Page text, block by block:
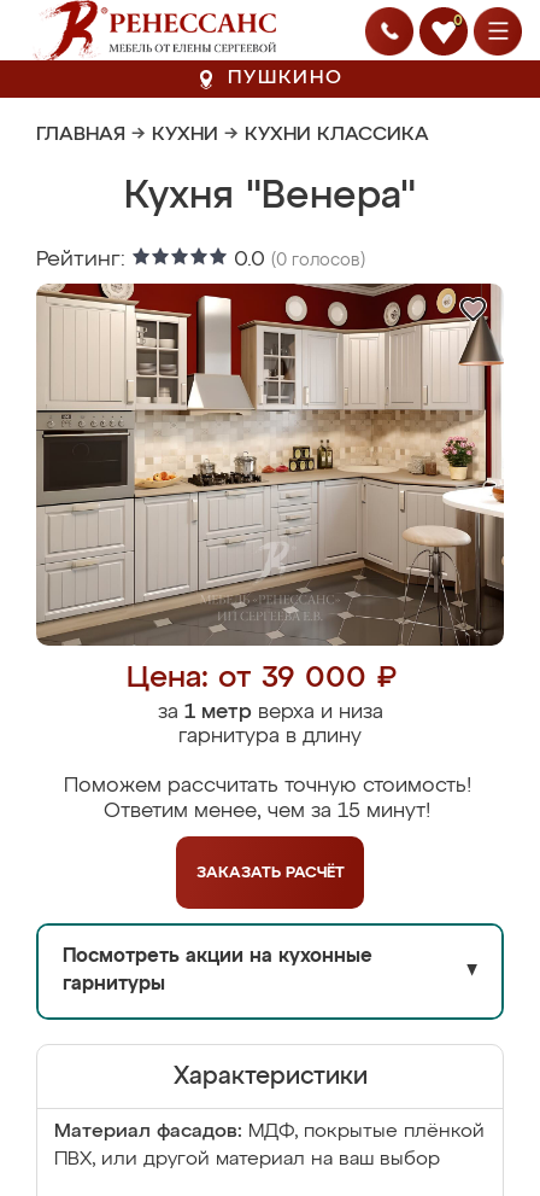
0
ПУШКИНО
ГЛАВНАЯ → КУХНИ → КУХНИ КЛАССИКА
Кухня "Венера"
Рейтинг: 0.0 (0 голосов)
Цена: от 39 000 ₽
за 1 метрверха и низа
гарнитура в длину
Поможем рассчитать точную стоимость!
Ответим менее, чем за 15 минут!
ЗАКАЗАТЬ РАСЧЁТ
Посмотреть акции на кухонные
гарнитуры
▼
Характеристики
Материал фасадов: МДФ, покрытые плёнкой
ПВХ, или другой материал на ваш выбор